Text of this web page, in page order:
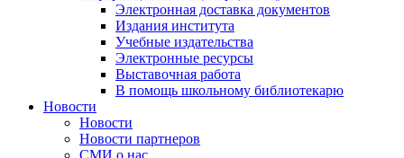
Электронная доставка документов
Издания института
Учебные издательства
Электронные ресурсы
Выставочная работа
В помощь школьному библиотекарю
Новости
Новости
Новости партнеров
СМИ о нас